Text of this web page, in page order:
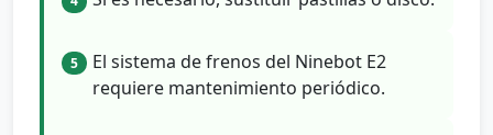
5
El sistema de frenos del Ninebot E2
requiere mantenimiento periódico.